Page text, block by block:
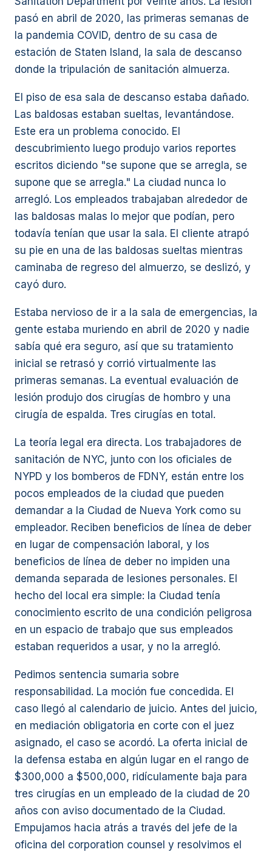
pasó en abril de 2020, las primeras semanas de
la pandemia COVID, dentro de su casa de
estación de Staten Island, la sala de descanso
donde la tripulación de sanitación almuerza.
El piso de esa sala de descanso estaba dañado.
Las baldosas estaban sueltas, levantándose.
Este era un problema conocido. El
descubrimiento luego produjo varios reportes
escritos diciendo "se supone que se arregla, se
supone que se arregla." La ciudad nunca lo
arregló. Los empleados trabajaban alrededor de
las baldosas malas lo mejor que podían, pero
todavía tenían que usar la sala. El cliente atrapó
su pie en una de las baldosas sueltas mientras
caminaba de regreso del almuerzo, se deslizó, y
cayó duro.
Estaba nervioso de ir a la sala de emergencias, la
gente estaba muriendo en abril de 2020 y nadie
sabía qué era seguro, así que su tratamiento
inicial se retrasó y corrió virtualmente las
primeras semanas. La eventual evaluación de
lesión produjo dos cirugías de hombro y una
cirugía de espalda. Tres cirugías en total.
La teoría legal era directa. Los trabajadores de
sanitación de NYC, junto con los oficiales de
NYPD y los bomberos de FDNY, están entre los
pocos empleados de la ciudad que pueden
demandar a la Ciudad de Nueva York como su
empleador. Reciben beneficios de línea de deber
en lugar de compensación laboral, y los
beneficios de línea de deber no impiden una
demanda separada de lesiones personales. El
hecho del local era simple: la Ciudad tenía
conocimiento escrito de una condición peligrosa
en un espacio de trabajo que sus empleados
estaban requeridos a usar, y no la arregló.
Pedimos sentencia sumaria sobre
responsabilidad. La moción fue concedida. El
caso llegó al calendario de juicio. Antes del juicio,
en mediación obligatoria en corte con el juez
asignado, el caso se acordó. La oferta inicial de
la defensa estaba en algún lugar en el rango de
$300,000 a $500,000, ridículamente baja para
tres cirugías en un empleado de la ciudad de 20
años con aviso documentado de la Ciudad.
Empujamos hacia atrás a través del jefe de la
oficina del corporation counsel y resolvimos el